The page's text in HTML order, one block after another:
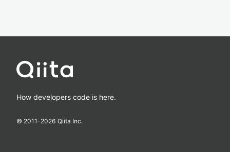
How developers code is here.
© 2011-2026 Qiita Inc.